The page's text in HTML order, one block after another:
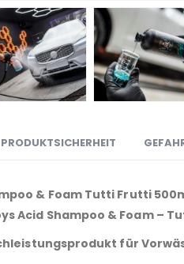
PRODUKTSICHERHEIT
& Foam Tutti Frutti
Acid Shampoo & Foam –
für